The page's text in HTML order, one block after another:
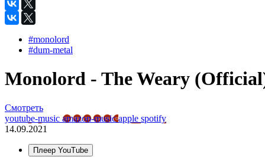
#monolord
#dum-metal
Monolord - The Weary
Смотреть
youtube-music amazon-musicapple spotify
14.09.2021
Плеер YouTube